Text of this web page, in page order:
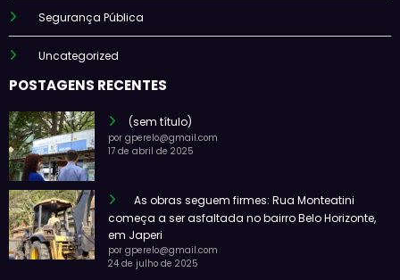
Segurança Pública
Uncategorized
POSTAGENS RECENTES
(sem título)
por gperelo@gmail.com
17 de abril de 2025
As obras seguem firmes: Rua Monteatini
começa a ser asfaltada no bairro Belo Horizonte,
em Japeri
por gperelo@gmail.com
24 de julho de 2025